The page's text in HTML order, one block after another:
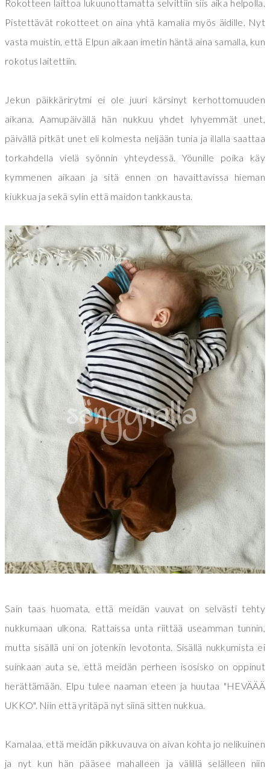
Rokotteen laittoa lukuunottamatta selvittiin siis aika helpolla.
Pistettävät rokotteet on aina yhtä kamalia myös äidille. Nyt
vasta muistin, että Elpun aikaan imetin häntä aina samalla, kun
rokotus laitettiin.
Jekun päikkärirytmi ei ole juuri kärsinyt kerhottomuuden
aikana. Aamupäivällä hän nukkuu yhdet lyhyemmät unet,
päivällä pitkät unet eli kolmesta neljään tunia ja illalla saattaa
torkahdella vielä syönnin yhteydessä. Yöunille poika käy
kymmenen aikaan ja sitä ennen on havaittavissa hieman
kiukkua ja sekä sylin että maidon tankkausta.
Sain taas huomata, että meidän vauvat on selvästi tehty
nukkumaan ulkona. Rattaissa unta riittää useamman tunnin,
mutta sisällä uni on jotenkin levotonta. Sisällä nukkumista ei
suinkaan auta se, että meidän perheen isosisko on oppinut
herättämään. Elpu tulee naaman eteen ja huutaa "HEVÄÄÄ
UKKO". Niin että yritäpä nyt siinä sitten nukkua.
Kamalaa, että meidän pikkuvauva on aivan kohta jo nelikuinen
ja nyt kun hän pääsee mahalleen ja välillä selälleen niin